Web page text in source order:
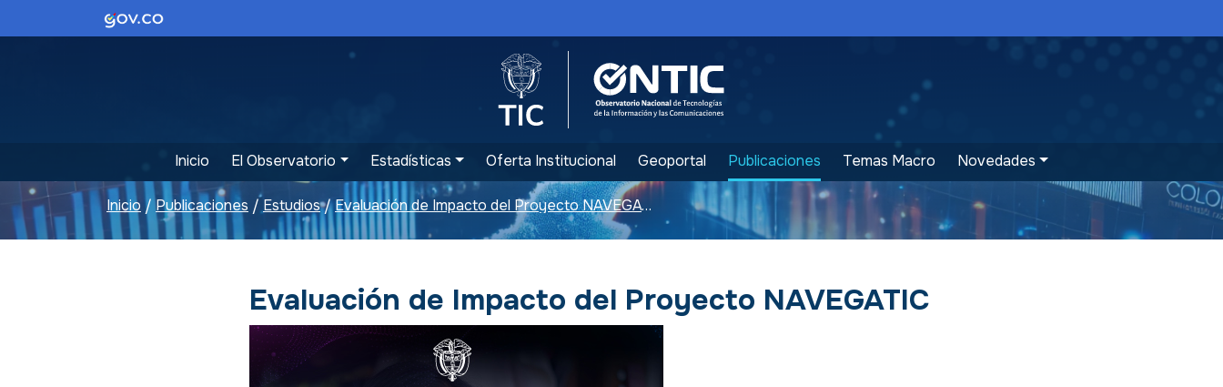
Logo Gobierno de Colombia
Logo del Ministerio TIC
Inicio El Observatorio Estadísticas Oferta Institucional Geoportal Publicaciones Temas Macro Novedades
Inicio /Publicaciones /Estudios/ Evaluación de Impacto del Proyecto NAVEGATIC
Evaluación de Impacto del Proyecto NAVEGATIC